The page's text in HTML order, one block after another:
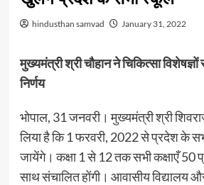
hindusthan samvad January 31, 2022
मुख्यमंत्री श्री चौहान ने चिकित्सा विशेषज्ञों
निर्णय
भोपाल, 31 जनवरी। मुख्यमंत्री श्री
लिया है कि 1 फरवरी, 2022 से प्रदेश के
जायेंगे। कक्षा 1 से 12 तक सभी कक्षाएँ 50
साथ संचालित होंगी। आवासीय विद्यालय